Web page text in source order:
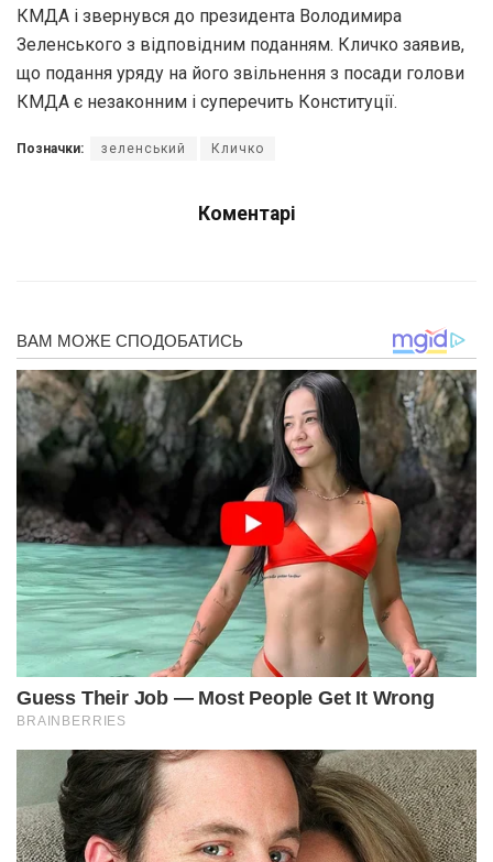
КМДА і звернувся до президента Володимира
Зеленського з відповідним поданням. Кличко заявив,
що подання уряду на його звільнення з посади голови
КМДА є незаконним і суперечить Конституції.
Позначки: зеленський Кличко
Коментарі